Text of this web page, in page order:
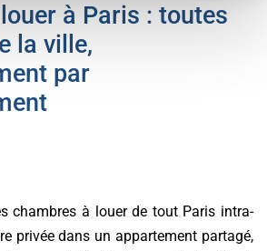
à Paris : toutes
la ville,
par
chambres à louer de tout Paris intra-
privée dans un appartement partagé,